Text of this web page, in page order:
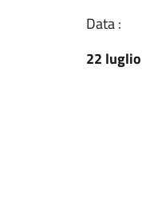
Data :
22